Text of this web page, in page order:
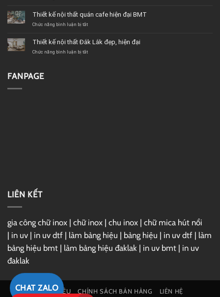
CHAT ZALO
nội
thất
đẹp,
hiện
Thiết kế nội thất quán cafe hiện đại BMT
Chức năng bình luận bị tắtở
nội
thất
Thiết kế nội thất Đắk Lắk đẹp, hiện đại
Chức năng bình luận bị tắtở
FANPAGE
LIÊN KẾT
gia công chữ inox | chữ inox | chu inox | chữ mica hút nổi
| in uv | in uv dtf | làm bảng hiệu | bảng hiệu | in uv dtf | làm
bảng hiệu bmt | làm bảng hiệu đaklak | in uv bmt | in uv
đaklak
GIỚI THIỆU CHÍNH SÁCH BÁN HÀNG LIÊN HỆ